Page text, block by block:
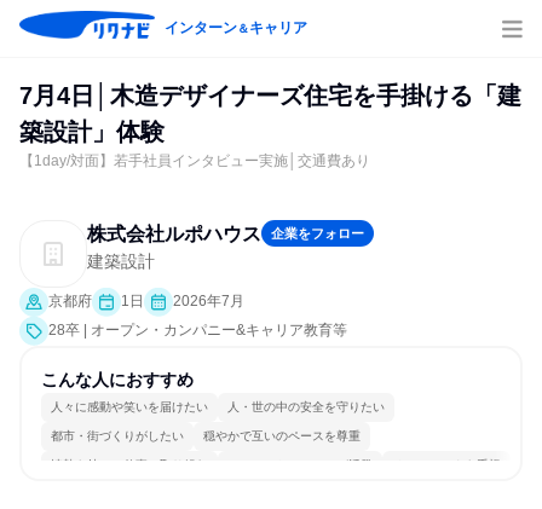
インターン＆キャリア
7月4日│木造デザイナーズ住宅を手掛ける「建
築設計」体験
【1day/対面】若手社員インタビュー実施│交通費あり
株式会社ルポハウス 企業をフォロー
建築設計
京都府 1日
2026年7月
28卒 | オープン・カンパニー&キャリア教育等
こんな人におすすめ
人々に感動や笑いを届けたい 人・世の中の安全を守りたい
都市・街づくりがしたい 穏やかで互いのペースを尊重
情熱を持って仕事に取り組む コミュニケーションが活発 チームワークを重視